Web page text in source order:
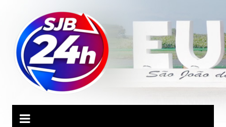
conteúdo